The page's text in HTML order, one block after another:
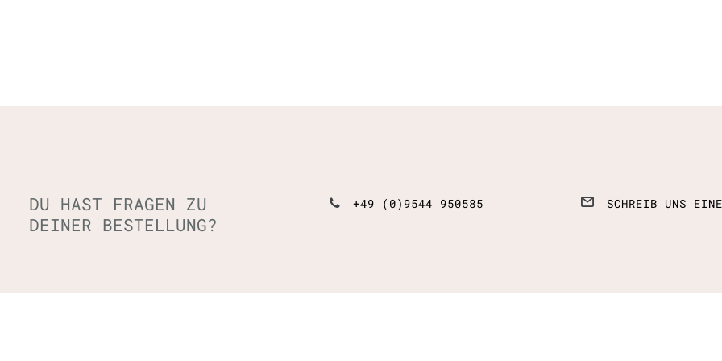
DU HAST FRAGEN ZU
DEINER BESTELLUNG?
+49 (0)9544 950585 SCHREIB UNS